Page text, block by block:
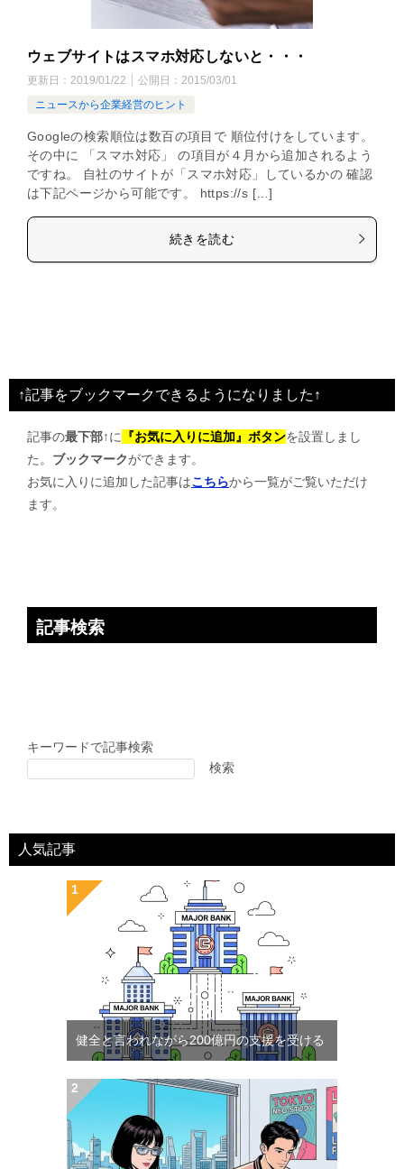
ウェブサイトはスマホ対応しないと・・・
更新日： 2019/01/22 公開日： 2015/03/01
ニュースから企業経営のヒント
Googleの検索順位は数百の項目で 順位付けをしています。
その中に 「スマホ対応」 の項目が４月から追加されるよう
ですね。 自社のサイトが「スマホ対応」しているかの 確認
は下記ページから可能です。 https://s […]
続きを読む
↑記事をブックマークできるようになりました↑
記事の最下部↑に 『お気に入りに追加』ボタンを設置しまし
た。 ブックマークができます。
お気に入りに追加した記事はこちらから一覧がご覧いただけ
ます。
記事検索
キーワードで記事検索
検索
人気記事
健全と言われながら200億円の支援を受ける